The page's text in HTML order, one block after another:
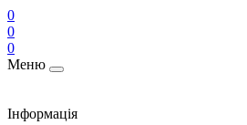
0
0
0
Меню
Інформація